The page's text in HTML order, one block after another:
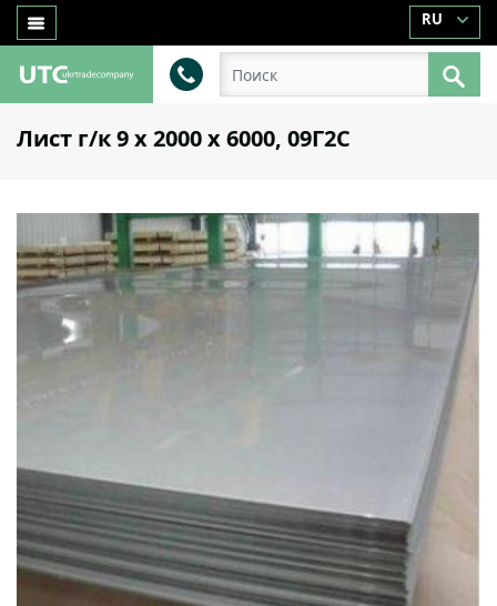
RU
Лист г/к 9 х 2000 х 6000, 09Г2С